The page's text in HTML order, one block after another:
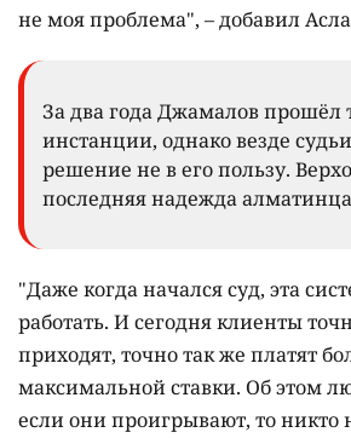
не моя проблема", – добавил
За два года Джамалов прошёл
инстанции, однако везде
решение не в его пользу.
последняя надежда
"Даже когда начался суд, эта
работать. И сегодня клиенты
приходят, точно так же платят
максимальной ставки. Об этом
если они проигрывают, то никто